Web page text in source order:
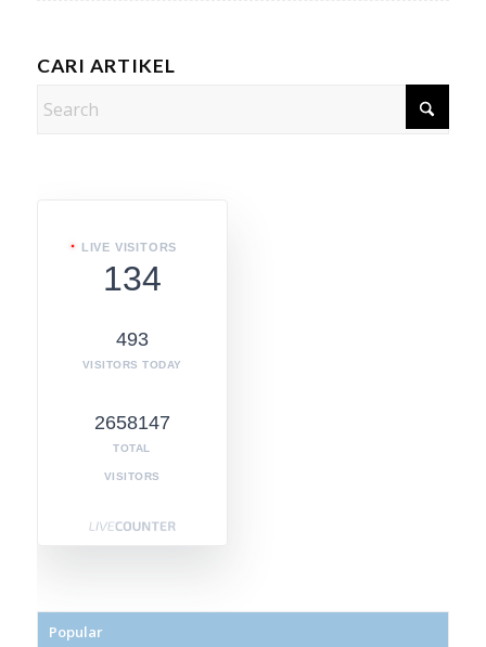
CARI ARTIKEL
LIVE VISITORS
134
493
VISITORS TODAY
2658147
TOTAL
VISITORS
Popular